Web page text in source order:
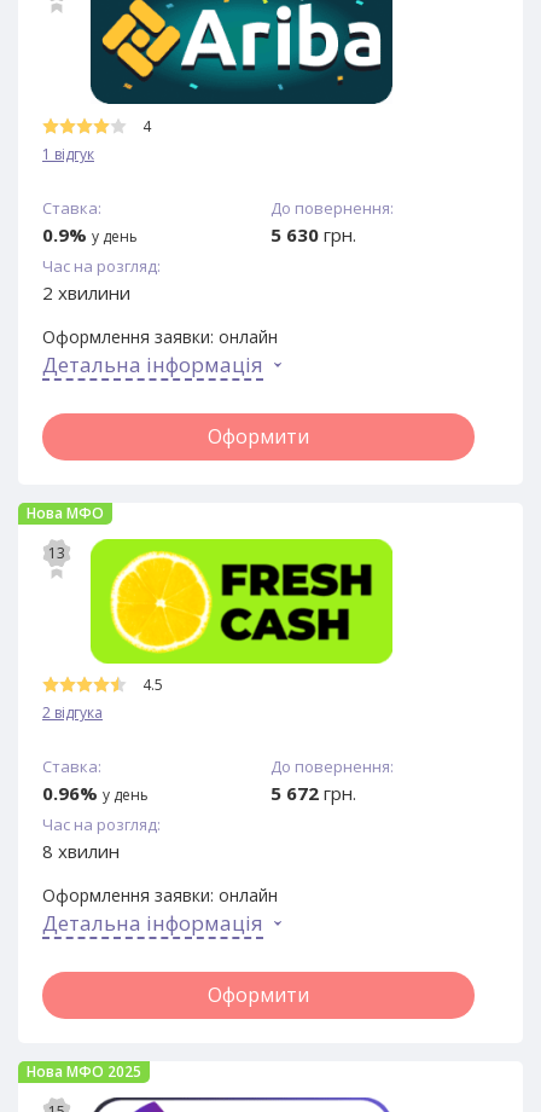
4
1 відгук
Ставка:
0.9% у день
До повернення:
5 630 грн.
Час на розгляд:
2 хвилини
Оформлення заявки: онлайн
Детальна інформація
Оформити
Нова МФО
13
4.5
2 відгука
Ставка:
0.96% у день
До повернення:
5 672 грн.
Час на розгляд:
8 хвилин
Оформлення заявки: онлайн
Детальна інформація
Оформити
Нова МФО 2025